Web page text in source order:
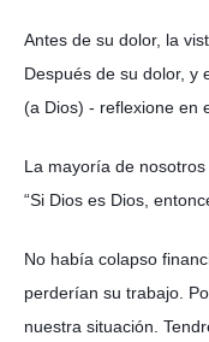
Antes de su dolor, la
Después de su dolor, y
(a Dios) - reflexione en
La mayoría de
“Si Dios es Dios,
No había colapso
perderían su trabajo.
nuestra situación.